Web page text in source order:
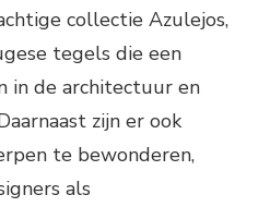
collectie Azulejos,
tegels die een
in de architectuur en
zijn er ook
te bewonderen,
als